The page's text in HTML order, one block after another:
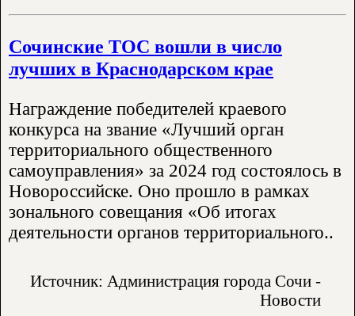
Сочинские ТОС вошли в число
лучших в Краснодарском крае
Награждение победителей краевого
конкурса на звание «Лучший орган
территориального общественного
самоуправления» за 2024 год состоялось в
Новороссийске. Оно прошло в рамках
зонального совещания «Об итогах
деятельности органов территориального..
Источник: Администрация города Сочи -
Новости